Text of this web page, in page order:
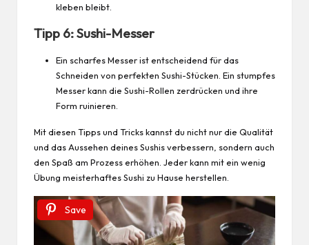
kleben bleibt.
Tipp 6: Sushi-Messer
Ein scharfes Messer ist entscheidend für das
Schneiden von perfekten Sushi-Stücken. Ein stumpfes
Messer kann die Sushi-Rollen zerdrücken und ihre
Form ruinieren.
Mit diesen Tipps und Tricks kannst du nicht nur die Qualität
und das Aussehen deines Sushis verbessern, sondern auch
den Spaß am Prozess erhöhen. Jeder kann mit ein wenig
Übung meisterhaftes Sushi zu Hause herstellen.
Save